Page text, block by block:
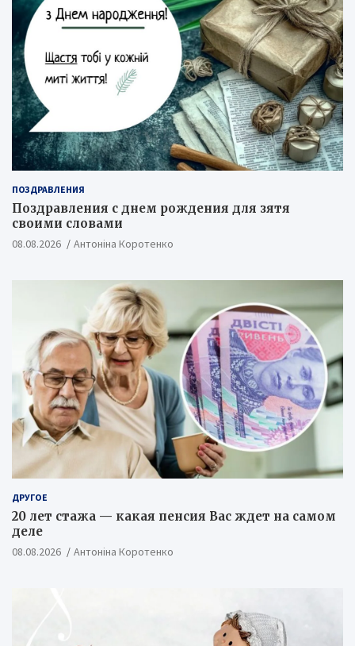
ПОЗДРАВЛЕНИЯ
Поздравления с днем рождения для зятя
своими словами
08.08.2026 Антоніна Коротенко
ДРУГОЕ
20 лет стажа — какая пенсия Вас ждет на самом
деле
08.08.2026 Антоніна Коротенко